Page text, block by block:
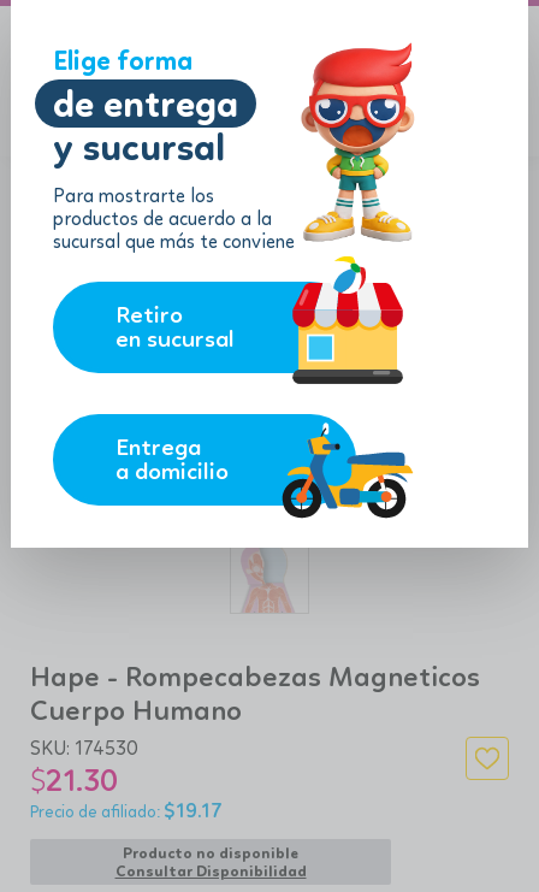
Elige forma
de entrega
y sucursal
Para mostrarte los
productos de acuerdo a la
sucursal que más te conviene
Retiro
en sucursal
Entrega
a domicilio
Hape - Rompecabezas Magneticos
Cuerpo Humano
SKU: 174530
$21.30
$19.17
Producto no disponible
Consultar Disponibilidad